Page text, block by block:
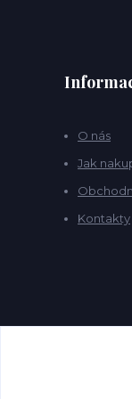
O nás
Jak
Kontakty